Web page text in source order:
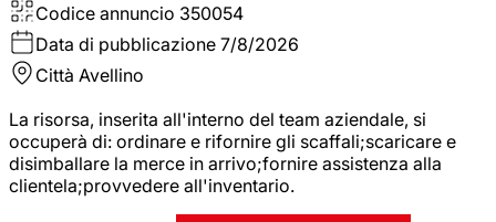
Codice annuncio 350054
Data di pubblicazione 7/8/2026
Città Avellino
La risorsa, inserita all'interno del team aziendale, si
occuperà di: ordinare e rifornire gli scaffali;scaricare e
disimballare la merce in arrivo;fornire assistenza alla
clientela;provvedere all'inventario.